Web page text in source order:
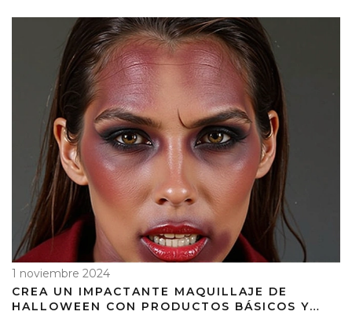
1 noviembre 2024
CREA UN IMPACTANTE MAQUILLAJE DE
HALLOWEEN CON PRODUCTOS BÁSICOS Y